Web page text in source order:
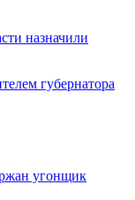
назначили
губернатора
угонщик